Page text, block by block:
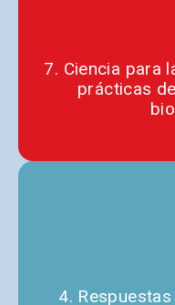
7. Ciencia para
prácticas
4.